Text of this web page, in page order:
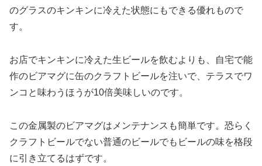
のグラスのキンキンに冷えた状態にもできる優れもので
す。
お店でキンキンに冷えた生ビールを飲むよりも、自宅で能
作のビアマグに缶のクラフトビールを注いで、テラスでワ
ンコと味わうほうが10倍美味しいのです。
この金属製のビアマグはメンテナンスも簡単です。恐らく
クラフトビールでない普通のビールでもビールの味を格段
に引き立てるはずです。